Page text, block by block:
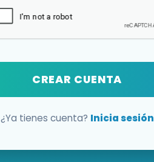
CREAR CUENTA
¿Ya tienes cuenta? Inicia sesión